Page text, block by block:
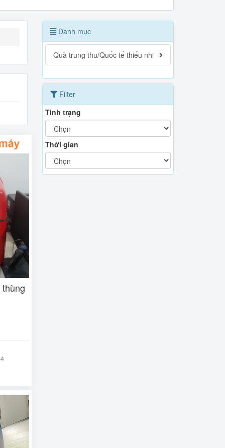
Danh mục
Quà trung thu/Quốc tế thiếu nhi
Filter
Tình trạng
Thời gian